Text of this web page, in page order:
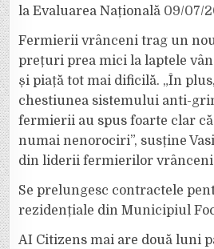
la Evaluarea Națională 09/07/
Fermierii vrânceni trag un
prețuri prea mici la laptele
și piață tot mai dificilă. „În
chestiunea sistemului anti-
fermierii au spus foarte clar că
numai nenorociri”, susține
din liderii fermierilor vrânceni
Se prelungesc contractele
rezidențiale din Municipiul
AI Citizens mai are două luni